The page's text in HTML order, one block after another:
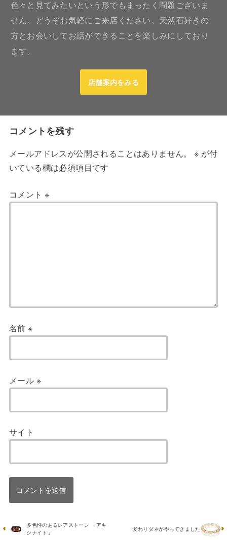
色々と見てみたいという形でもまったく問題ございま
せん。どうぞお気軽にご来店ください。天然石好きの
方とお会いしてお話ができることを楽しみにしており
ます。
店舗案内をみる
コメントを残す
メールアドレスが公開されることはありません。 ※ が付
いている欄は必須項目です
コメント ※
名前※
メール ※
サイト
多色性のあるレアストーン 「アキ
シナイト」
変わりダネがやってきました